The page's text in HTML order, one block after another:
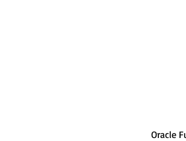
Oracle